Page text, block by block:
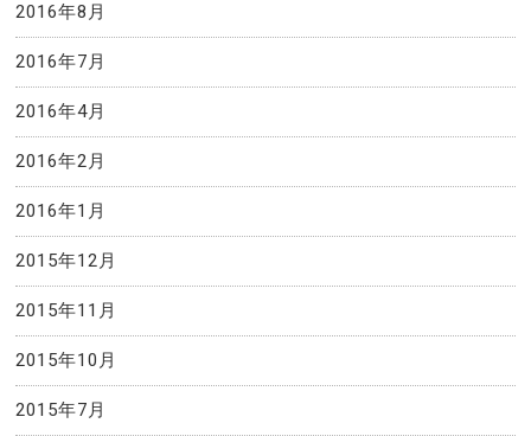
2016年8月
2016年7月
2016年4月
2016年2月
2016年1月
2015年12月
2015年11月
2015年10月
2015年7月